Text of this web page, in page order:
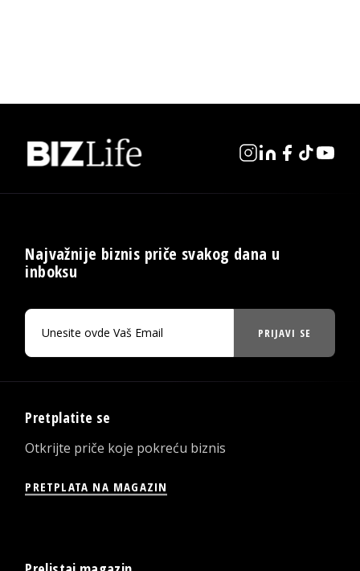
Najvažnije biznis priče svakog dana u
inboksu
PRIJAVI SE
Pretplatite se
Otkrijte priče koje pokreću biznis
PRETPLATA NA MAGAZIN